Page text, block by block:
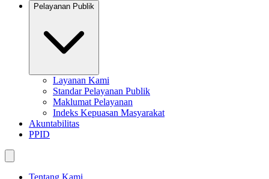
Pelayanan Publik
Layanan Kami
Standar Pelayanan Publik
Maklumat Pelayanan
Indeks Kepuasan Masyarakat
Akuntabilitas
PPID
Tentang Kami